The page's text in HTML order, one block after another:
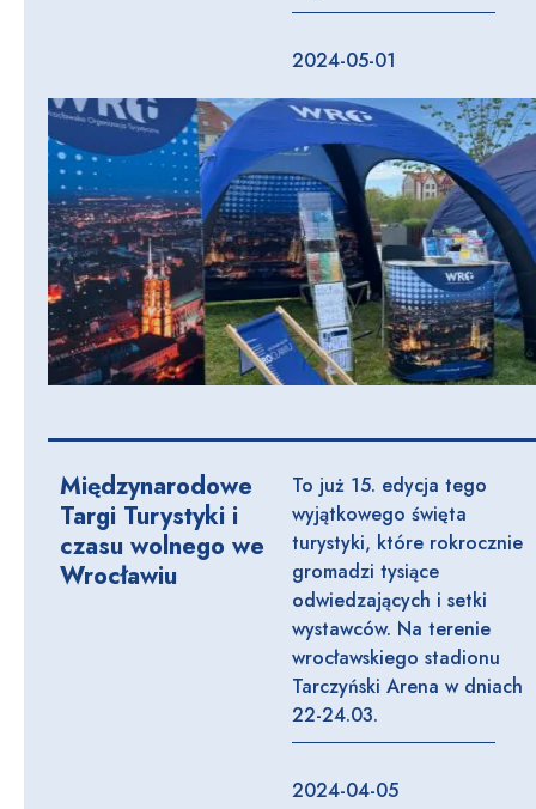
2024-05-01
Międzynarodowe
Targi Turystyki i
czasu wolnego we
Wrocławiu
To już 15. edycja tego
wyjątkowego święta
turystyki, które rokrocznie
gromadzi tysiące
odwiedzających i setki
wystawców. Na terenie
wrocławskiego stadionu
Tarczyński Arena w dniach
22-24.03.
2024-04-05